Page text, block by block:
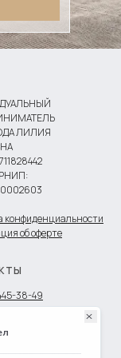
ЛИЛИЯ
конфиденциальности
об оферте
38-49
2 этаж,
д. 38, 2 этаж